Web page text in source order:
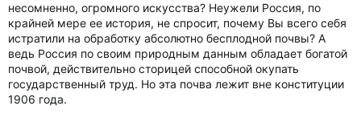
несомненно, огромного искусства? Неужели Россия, по
крайней мере ее история, не спросит, почему Вы всего себя
истратили на обработку абсолютно бесплодной почвы? А
ведь Россия по своим природным данным обладает богатой
почвой, действительно сторицей способной окупать
государственный труд. Но эта почва лежит вне конституции
1906 года.